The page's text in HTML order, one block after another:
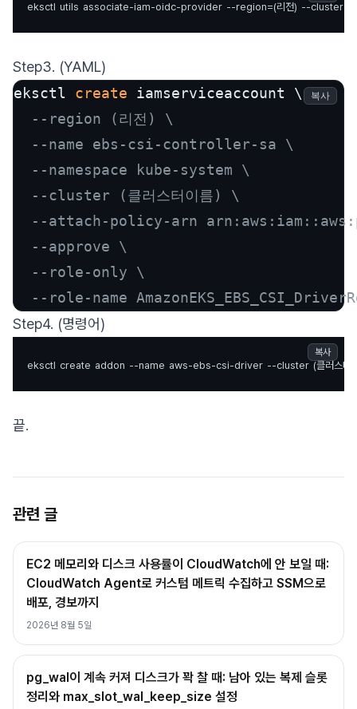
eksctl utils associate-iam-oidc-provider --region=(리전) --cluster=(
Step3. (YAML)
eksctl create iamserviceaccount \
--region (리전) \
--name ebs-csi-controller-sa \
--namespace kube-system \
--cluster (클러스터이름) \
--attach-policy-arn
--approve \
--role-only \
--role-name
복사
Step4. (명령어)
eksctl create addon --name aws-ebs-csi-driver --cluster (클러스터
복사
끝.
관련 글
EC2 메모리와 디스크 사용률이 CloudWatch에 안 보일 때:
CloudWatch Agent로 커스텀 메트릭 수집하고 SSM으로
배포, 경보까지
2026년 8월 5일
pg_wal이 계속 커져 디스크가 꽉 찰 때: 남아 있는 복제 슬롯
정리와 max_slot_wal_keep_size 설정